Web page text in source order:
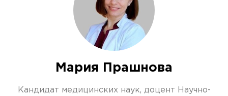
Мария Прашнова
Кандидат медицинских наук, доцент Научно-